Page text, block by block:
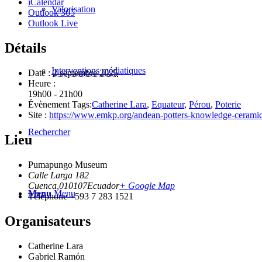
Valorisation
Interventions médiatiques
Rechercher
Menu Menu
iCalendar
Outlook 365
Outlook Live
Détails
Date : 2 septembre 2025
Heure :
19h00 - 21h00
Évènement Tags:Catherine Lara, Equateur, Pérou, Poterie
Site : https://www.emkp.org/andean-potters-knowledge-
Lieu
Pumapungo Museum
Calle Larga 182
Cuenca 010107Ecuador+ Google Map
Téléphone +593 7 283 1521
Organisateurs
Catherine Lara
Gabriel Ramón